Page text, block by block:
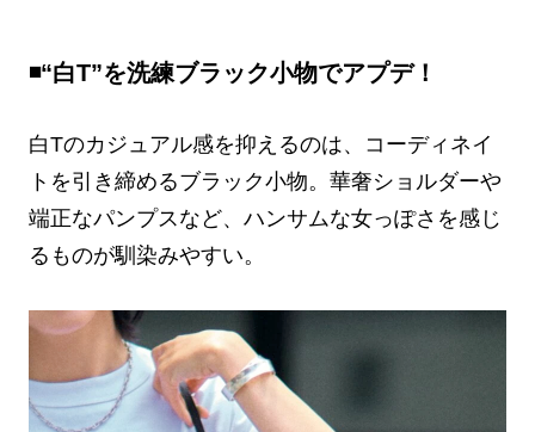
◾️“白T”を洗練ブラック小物でアプデ！
白Tのカジュアル感を抑えるのは、コーディネイ
トを引き締めるブラック小物。華奢ショルダーや
端正なパンプスなど、ハンサムな女っぽさを感じ
るものが馴染みやすい。